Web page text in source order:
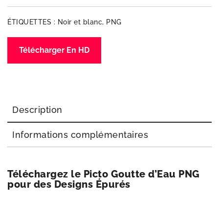
ÉTIQUETTES : Noir et blanc, PNG
Télécharger En HD
Description
Informations complémentaires
Téléchargez le Picto Goutte d’Eau PNG
pour des Designs Épurés